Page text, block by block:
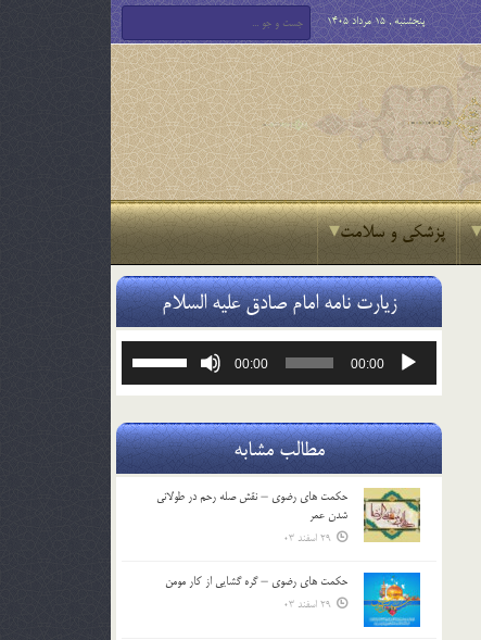
پنجشنبه , 15 مرداد 1405
پزشکی و سلامت
زیارت نامه امام صادق علیه السلام
پخش‌کننده
00:00
00:00
یا
صدا
کلیدهای
مطالب مشابه
حکمت های رضوی – نقش صله رحم در طولانی
شدن عمر
29 اسفند 03
حکمت های رضوی – گره گشایی از کار مومن
29 اسفند 03